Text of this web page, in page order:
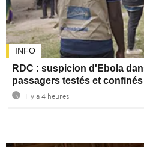
INFO
RDC : suspicion d'Ebola
passagers testés et confinés
Il y a 4 heures